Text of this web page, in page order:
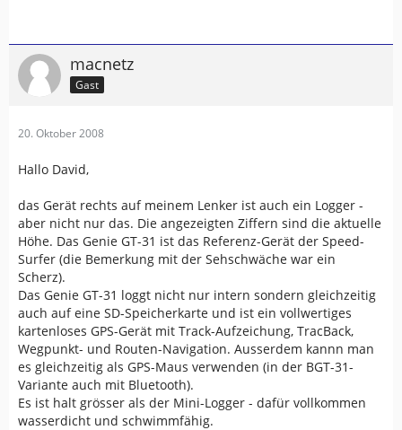
macnetz
Gast
20. Oktober 2008
Hallo David,
das Gerät rechts auf meinem Lenker ist auch ein Logger -
aber nicht nur das. Die angezeigten Ziffern sind die aktuelle
Höhe. Das Genie GT-31 ist das Referenz-Gerät der Speed-
Surfer (die Bemerkung mit der Sehschwäche war ein
Scherz).
Das Genie GT-31 loggt nicht nur intern sondern gleichzeitig
auch auf eine SD-Speicherkarte und ist ein vollwertiges
kartenloses GPS-Gerät mit Track-Aufzeichung, TracBack,
Wegpunkt- und Routen-Navigation. Ausserdem kannn man
es gleichzeitig als GPS-Maus verwenden (in der BGT-31-
Variante auch mit Bluetooth).
Es ist halt grösser als der Mini-Logger - dafür vollkommen
wasserdicht und schwimmfähig.